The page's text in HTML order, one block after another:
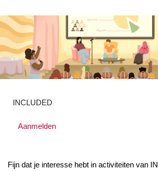
INCLUDED
Aanmelden
Fijn dat je interesse hebt in activiteiten van